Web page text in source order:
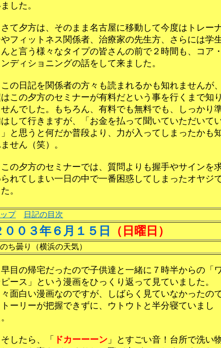
した。
夕方は、そのまま名古屋に移動して今度はトレー
フィットネス関係者、治療家の先生方、さらには学
と言う様々なタイプの皆さんの前で２時間も、コア・
ディショニングの話をして来ました。
日記を関係者の方々も読まれるかも知れませんが、
この夕方のセミナーが有料だという事を行くまで知り
んでした。もちろん、有料でも無料でも、しっかり
して行きますが、「お金を払って聞いていただいて
と思うと何だか普段より、力が入ってしまったかも
せん（笑）。
夕方のセミナーでは、質問よりも握手やサインを
れてしまい一日の中で一番困惑してしまったオヤジ
。
プ 日記の目次
００３年６月１５日 （日曜日）
ち曇り（横浜の天気）
の帰宅だったので子供達と一緒に７時半からの「
ース」という漫画をひっくり返って見ていました。
面白い漫画なのですが、しばらく見ていなかったの
ーリーが把握できずに、ウトウトと半分寝ていまし
したら、「 ドカーーーン 」とすごい音！台所で洗い